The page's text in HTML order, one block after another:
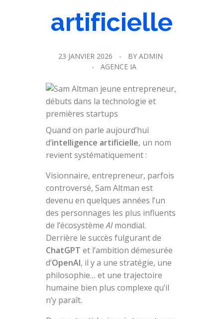
artificielle
23 JANVIER 2026 BY ADMIN
AGENCE IA
Quand on parle aujourd’hui
d’intelligence artificielle, un nom
revient systématiquement :
Visionnaire, entrepreneur, parfois
controversé, Sam Altman est
devenu en quelques années l’un
des personnages les plus influents
de l’écosystèmeAImondial.
Derrière le succès fulgurant de
ChatGPT et l’ambition démesurée
d’OpenAI, il y a une stratégie, une
philosophie… et une trajectoire
humaine bien plus complexe qu’il
n’y paraît.